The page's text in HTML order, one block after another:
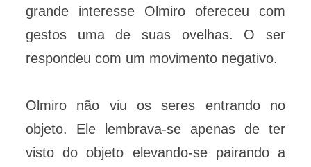
grande interesse Olmiro ofereceu com
gestos uma de suas ovelhas. O ser
respondeu com um movimento negativo.
Olmiro não viu os seres entrando no
objeto. Ele lembrava-se apenas de ter
visto do objeto elevando-se pairando a